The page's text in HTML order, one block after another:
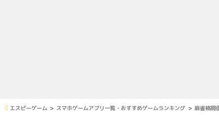
エスピーゲーム スマホゲームアプリ一覧・おすすめゲームランキング 麻雀格闘